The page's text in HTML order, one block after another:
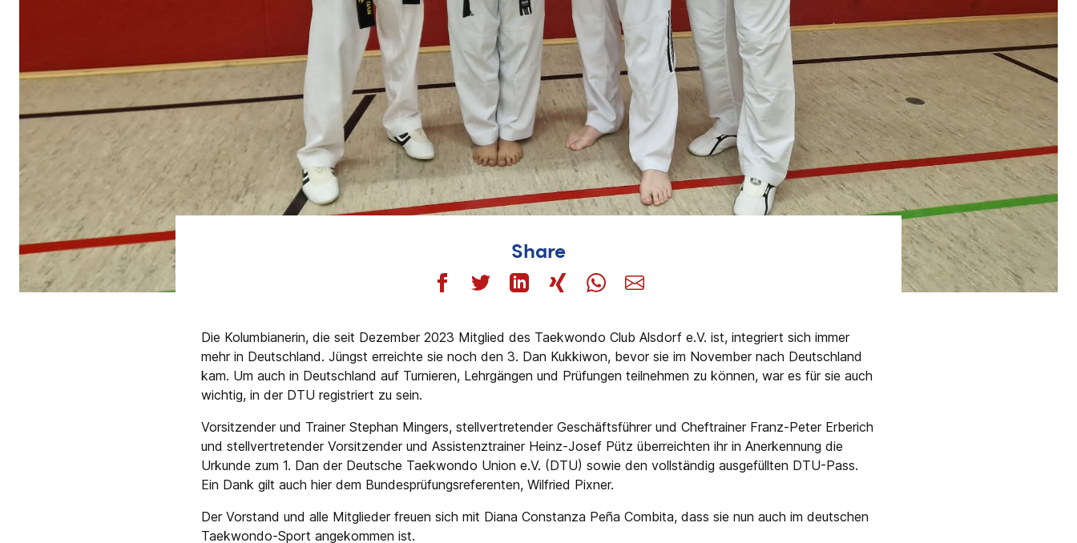
Share
Die Kolumbianerin, die seit Dezember 2023 Mitglied des Taekwondo Club Alsdorf e.V. ist, integriert sich immer
mehr in Deutschland. Jüngst erreichte sie noch den 3. Dan Kukkiwon, bevor sie im November nach Deutschland
kam. Um auch in Deutschland auf Turnieren, Lehrgängen und Prüfungen teilnehmen zu können, war es für sie auch
wichtig, in der DTU registriert zu sein.
Vorsitzender und Trainer Stephan Mingers, stellvertretender Geschäftsführer und Cheftrainer Franz-Peter Erberich
und stellvertretender Vorsitzender und Assistenztrainer Heinz-Josef Pütz überreichten ihr in Anerkennung die
Urkunde zum 1. Dan der Deutsche Taekwondo Union e.V. (DTU) sowie den vollständig ausgefüllten DTU-Pass.
Ein Dank gilt auch hier dem Bundesprüfungsreferenten, Wilfried Pixner.
Der Vorstand und alle Mitglieder freuen sich mit Diana Constanza Peña Combita, dass sie nun auch im deutschen
Taekwondo-Sport angekommen ist.